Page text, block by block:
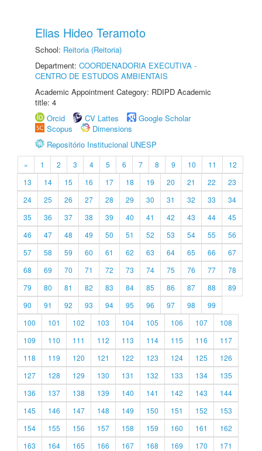
Elias Hideo Teramoto
School: Reitoria (Reitoria)
Department: COORDENADORIA EXECUTIVA -
CENTRO DE ESTUDOS AMBIENTAIS
Academic Appointment Category: RDIPD Academic
title: 4
Orcid
CV Lattes
Google Scholar
Scopus
Dimensions
Repositório Institucional UNESP
« 1 2 3 4 5 6 7 8 9 10 11
12
13
14 15 16 17 18 19 20 21 22
23
24
25 26 27 28 29 30 31 32 33
34
35
36 37 38 39 40 41 42 43 44
45
46
47 48 49 50 51 52 53 54 55
56
57
58 59 60 61 62 63 64 65 66
67
68
69 70 71 72 73 74 75 76 77
78
79
80 81 82 83 84 85 86 87 88
89
90
91 92 93 94 95 96 97 98
99
100
101 102 103 104 105 106 107
108
109
110 111 112 113 114 115 116
117
118
119 120 121 122 123 124 125
126
127
128 129 130 131 132 133 134
135
136
137 138 139 140 141 142 143
144
145
146 147 148 149 150 151 152
153
154
155 156 157 158 159 160 161
162
163
164 165 166 167 168 169 170
171